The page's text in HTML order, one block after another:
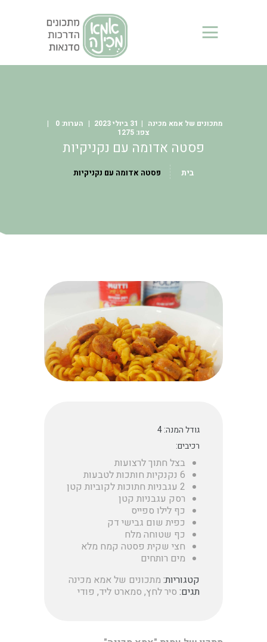
מתכונים של אמא מכינה 31 ביולי 2023
0
1275
פסטה אדומה עם נקניקיות
בית פסטה אדומה עם נקניקיות
אמא מכינה - מכורי נינג'ה
אתר המרכז אלפי מתכונים והסברים על הנינג'ות NINJA
בית
מתכונים של אמא מכינה
מתכונים של מכורי נינג’ה
סדנאות
גודל המנה: 4
רכיבים:
בצל חתוך לרצועות
6 נקנקיות חותכות לטבעות
2 עגבניות חתוכות לקוביות קטן
רסק עגבניות קטן
כף לילו ספייס
כפית שום גבישי דק
כף שטוחה מלח
חצי שקית פסטה קמח מלא
מים רותחים
קטגוריות: מתכונים של אמא מכינה
תגים: סיר לחץ, סמארט ליד, פודי